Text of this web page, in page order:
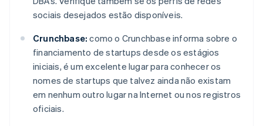
sociais desejados estão disponíveis.
Crunchbase: como o Crunchbase informa sobre o
financiamento de startups desde os estágios
iniciais, é um excelente lugar para conhecer os
nomes de startups que talvez ainda não existam
em nenhum outro lugar na Internet ou nos registros
oficiais.